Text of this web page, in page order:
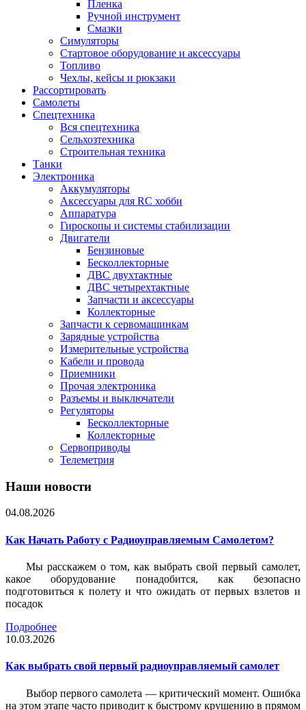
Пленка
Ручной инструмент
Смазки
Симуляторы
Стартовое оборудование и аксессуары
Топливо
Чехлы, кейсы и рюкзаки
Рассортировать
Самолеты
Спецтехника
Вся спецтехника
Сельхозтехника
Строительная техника
Танки
Электроника
Аккумуляторы
Аксессуары для RC хобби
Аппаратура
Гироскопы и системы стабилизации
Двигатели
Бензиновые
Бесколлекторные
ДВС двухтактные
ДВС четырехтактные
Запчасти и аксессуары
Коллекторные
Запчасти к сервомашинкам
Зарядные устройства
Измерительные устройства
Кабели и провода
Приемники
Прочая электроника
Разъемы и выключатели
Регуляторы
Бесколлекторные
Коллекторные
Сервоприводы
Телеметрия
Наши новости
04.08.2026
Как Начать Работу с Радиоуправляемым Самолетом?
Мы расскажем о том, как выбрать свой первый самолет,
какое оборудование понадобится, как безопасно
подготовиться к полету и что ожидать от первых взлетов и
посадок
Подробнее
10.03.2026
Как выбрать свой первый радиоуправляемый самолет
Выбор первого самолета — критический момент. Ошибка
на этом этапе часто приводит к быстрому крушению в прямом